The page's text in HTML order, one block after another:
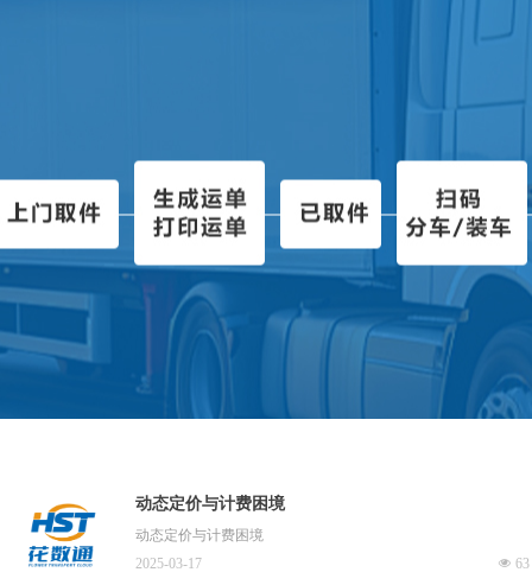
动态定价与计费困境
动态定价与计费困境
넶 63
2025-03-17